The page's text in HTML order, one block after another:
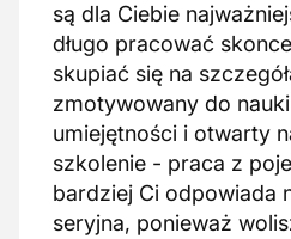
są dla Ciebie
długo pracować
skupiać się na
zmotywowany do
umiejętności i otwarty
szkolenie - praca z
bardziej Ci odpowiada
seryjna, ponieważ